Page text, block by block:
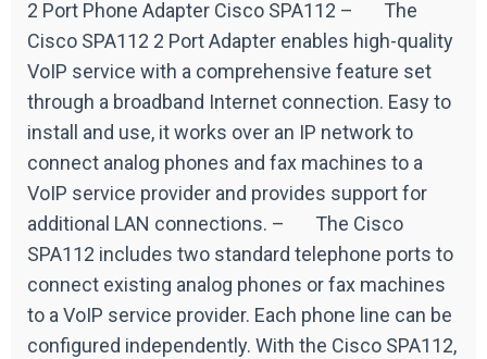
2 Port Phone Adapter Cisco SPA112 – The
Cisco SPA112 2 Port Adapter enables high-quality
VoIP service with a comprehensive feature set
through a broadband Internet connection. Easy to
install and use, it works over an IP network to
connect analog phones and fax machines to a
VoIP service provider and provides support for
additional LAN connections. – The Cisco
SPA112 includes two standard telephone ports to
connect existing analog phones or fax machines
to a VoIP service provider. Each phone line can be
configured independently. With the Cisco SPA112,